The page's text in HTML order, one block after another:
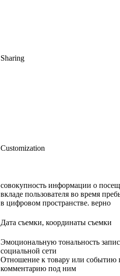
Sharing
Customization
совокупность информации о
вкладе пользователя во время
в цифровом пространстве. верно
Дата съемки, координаты съемки
Эмоциональную тональность
социальной сети
Отношение к товару или событию
комментарию под ним